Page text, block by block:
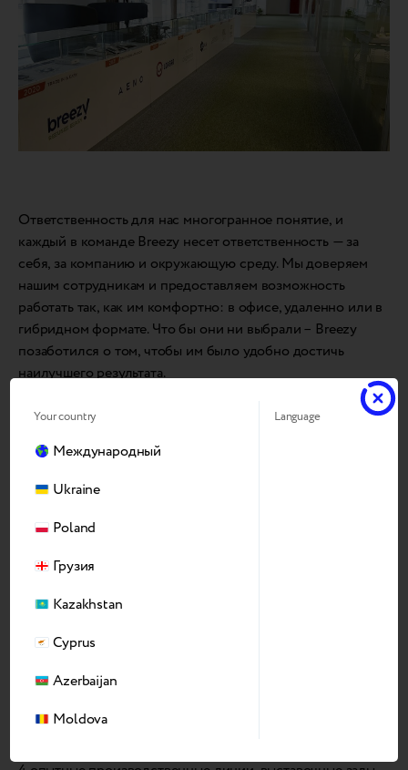
Ответственность для нас многогранное понятие, и
каждый в команде Breezy несет ответственность — за
себя, за компанию и окружающую среду. Мы доверяем
нашим сотрудникам и предоставляем возможность
работать так, как им комфортно: в офисе, удаленно или в
гибридном формате. Что бы они ни выбрали – Breezy
позаботился о том, чтобы им было удобно достичь
наилучшего результата.
Будущее уже наступило
Your country
Международный
Ukraine
Poland
Грузия
Kazakhstan
Cyprus
Azerbaijan
Moldova
Language